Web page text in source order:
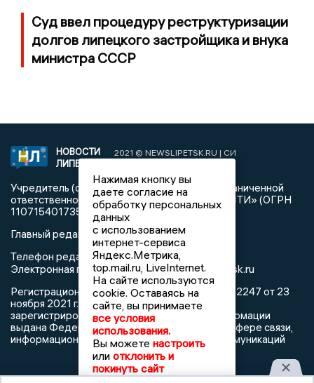
Суд ввел процедуру реструктуризации
долгов липецкого застройщика и внука
министра СССР
НОВОСТИ
ЛИПЕЦКА
2021 © NEWSLIPETSK.RU | СИ
Учредитель (соучредители): Общество с ограниченной
ответственностью «РЕГИОНАЛЬНЫЕ НОВОСТИ» (ОГРН
1107154017354)
Главный редактор: Герцог Е.Г.
Телефон редакции: +7 903 699 9427
Электронная почта редакции:info@newslipetsk.ru
Регистрационный номер: серия Эл № ФС77-82247 от 23
ноября 2021 г. согласно выписке из реестра
зарегистрированных средств массовой информации
выдана Федеральной службой по надзору в сфере связи,
информационных технологий и массовых коммуникаций
Нажимая кнопку вы
даете согласие на
обработку персональных
данных
с использованием
интернет-сервиса
Яндекс.Метрика,
top.mail.ru, LiveInternet.
На сайте используются
cookie. Оставаясь на
сайте, вы принимаете
все условия
использования.
Вы можете настроить
или отклонить и
покинуть сайт